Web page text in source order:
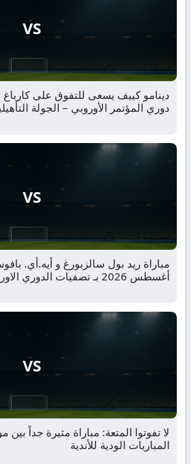
VS
دينامو كييف يسعى للتفوق على كارباغ
دوري المؤتمر الأوروبي – الجولة
VS
أغسطس 2026 بـ تصفيات الدوري الاوروبي – الدور 3
VS
لا تفوتوا المتعة: مباراة مثيرة جداً بين
المباريات الودية للأندية